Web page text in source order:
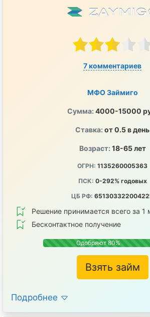
7 комментариев
МФО Займиго
Сумма: 4000-15000
Ставка: от 0.5 в день
Возраст: 18-65 лет
ОГРН: 1135260005363
ПСК: 0-292% годовых
ЦБ РФ:
Решение принимается всего за 1
Бесконтактное получение
Одобряют 80%
Взять займ
Подробнее